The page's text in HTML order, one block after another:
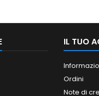
IL TUO
Ordini
Note di